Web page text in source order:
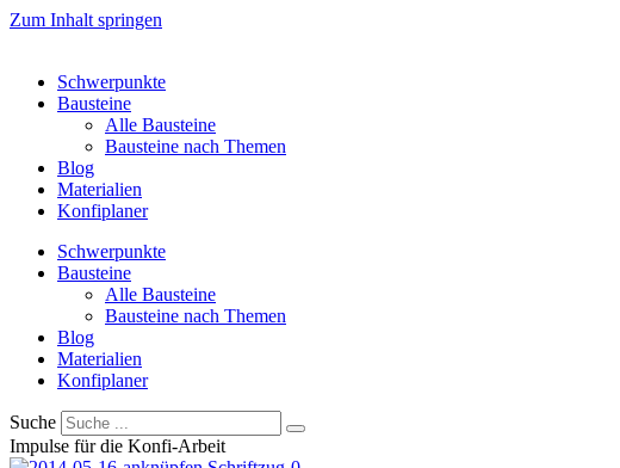
Zum Inhalt springen
Schwerpunkte
Bausteine
Alle Bausteine
Bausteine nach Themen
Blog
Materialien
Konfiplaner
Schwerpunkte
Bausteine
Alle Bausteine
Bausteine nach Themen
Blog
Materialien
Konfiplaner
Suche
Impulse für die Konfi-Arbeit